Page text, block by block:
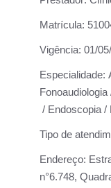
Matrícula:
Vigência: 01/
Especialidade:
/ Endoscopia /
Tipo de
Endereço:
n°6.748,